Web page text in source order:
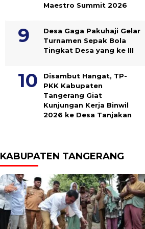
Maestro Summit 2026
Desa Gaga Pakuhaji Gelar
Turnamen Sepak Bola
Tingkat Desa yang ke III
Disambut Hangat, TP-
PKK Kabupaten
Tangerang Giat
Kunjungan Kerja Binwil
2026 ke Desa Tanjakan
KABUPATEN TANGERANG